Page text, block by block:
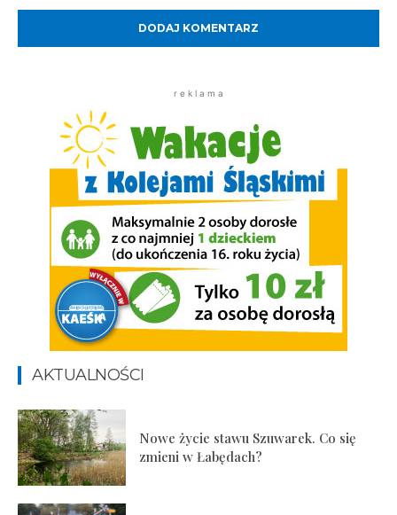
r e k l a m a
AKTUALNOŚCI
Nowe życie stawu Szuwarek. Co się
zmieni w Łabędach?